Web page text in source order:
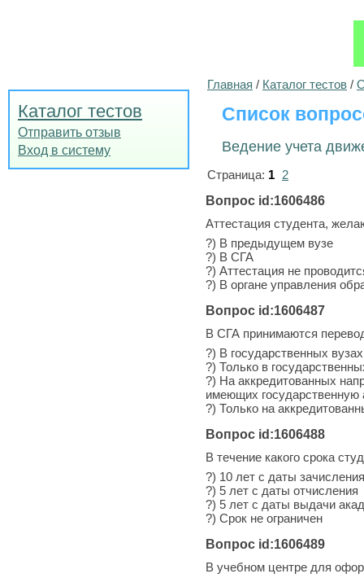
Каталог тестов
Отправить отзыв
Вход в систему
Главная / Каталог тестов /
Список
Ведение учета
Страница: 1 2
Вопрос id:1606486
Аттестация студента,
?) В предыдущем вузе
?) В СГА
?) Аттестация не
?) В органе управления
Вопрос id:1606487
В СГА принимаются
?) В государственных
?) Только в
?) На аккредитованных
имеющих государственную
?) Только на
Вопрос id:1606488
В течение какого срока
?) 10 лет с даты зачисления
?) 5 лет с даты отчисления
?) 5 лет с даты выдачи
?) Срок не ограничен
Вопрос id:1606489
В учебном центре для